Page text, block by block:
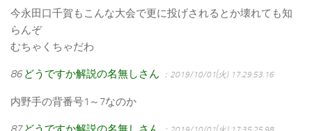
今永田口千賀もこんな大会で更に投げされるとか壊れても知
らんぞ
むちゃくちゃだわ
86 どうですか解説の名無しさん ：2019/10/01(火) 17:29:53.16
内野手の背番号1～7なのか